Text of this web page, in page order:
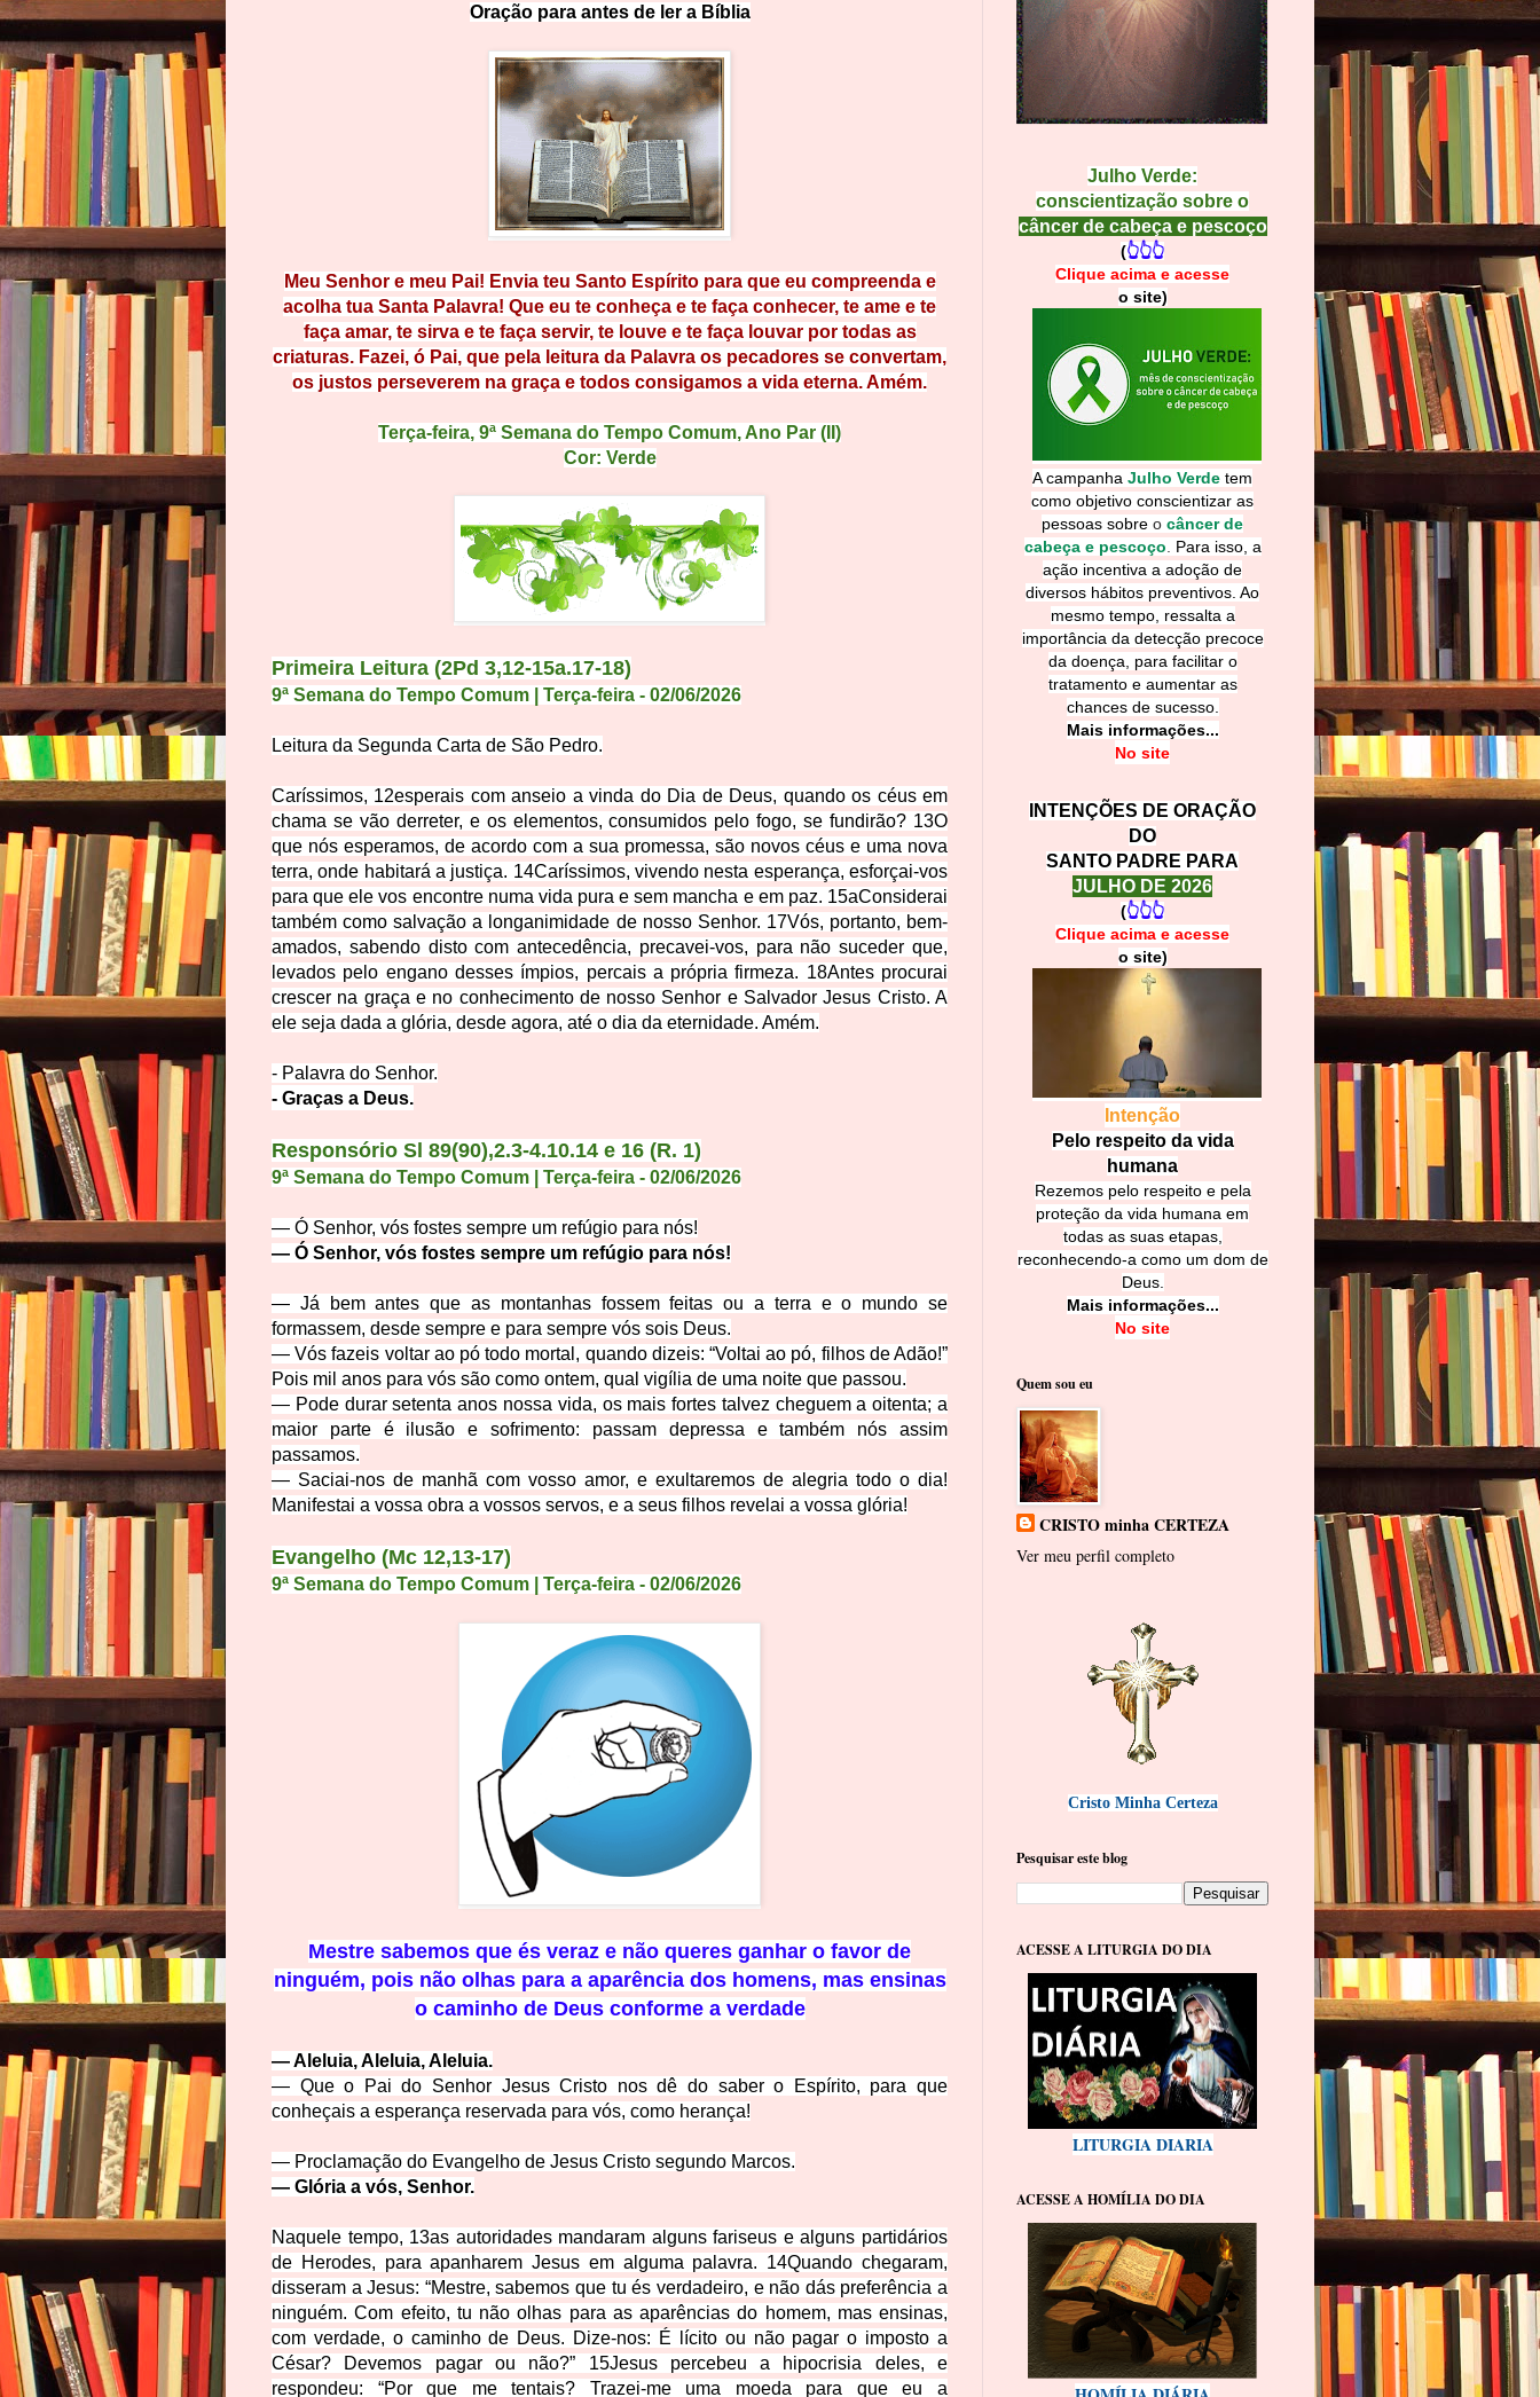
Oração para antes de er a Bíbl ia
Meu Senhor e meu Pai! Envia teu Santo Espírito para que eu compreenda e
acolha tua Santa Palavra! Que eu te conheça e te faça conhecer, te ame e te
faça amar, te sirva e te faça servir, te louve e te faça louvar por todas as
criaturas. Fazei, ó Pai, que pela leitura da Palavra os pecadores se convertam,
os justos perseverem na graça e todos consigamos a vida eterna. Amém.
Terça-feira, 9ª Semana do Tempo Comum, Ano Par (II)
Cor: Verde
Primeira Leitura (2Pd 3,12-15a.17-18)
9ª Semana do Tempo Comum | Terça-feira - 02/06/2026
Leitura da Segunda Carta de São Pedro.
Caríssimos, 12esperais com anseio a vinda do Dia de Deus, quando os céus em
chama se vão derreter, e os elementos, consumidos pelo fogo, se fundirão? 13O
que nós esperamos, de acordo com a sua promessa, são novos céus e uma nova
terra, onde habitará a justiça. 14Caríssimos, vivendo nesta esperança, esforçai-vos
para que ele vos encontre numa vida pura e sem mancha e em paz. 15aConsiderai
também como salvação a longanimidade de nosso Senhor. 17Vós, portanto, bem-
amados, sabendo disto com antecedência, precavei-vos, para não suceder que,
levados pelo engano desses ímpios, percais a própria firmeza. 18Antes procurai
crescer na graça e no conhecimento de nosso Senhor e Salvador Jesus Cristo. A
ele seja dada a glória, desde agora, até o dia da eternidade. Amém.
- Palavra do Senhor.
- Graças a Deus.
Responsório Sl 89(90),2.3-4.10.14 e 16 (R. 1)
9ª Semana do Tempo Comum | Terça-feira - 02/06/2026
— Ó Senhor, vós fostes sempre um refúgio para nós!
— Ó Senhor, vós fostes sempre um refúgio para nós!
— Já bem antes que as montanhas fossem feitas ou a terra e o mundo se
formassem, desde sempre e para sempre vós sois Deus.
— Vós fazeis voltar ao pó todo mortal, quando dizeis: “Voltai ao pó, filhos de Adão!”
Pois mil anos para vós são como ontem, qual vigília de uma noite que passou.
— Pode durar setenta anos nossa vida, os mais fortes talvez cheguem a oitenta; a
maior parte é ilusão e sofrimento: passam depressa e também nós assim
passamos.
— Saciai-nos de manhã com vosso amor, e exultaremos de alegria todo o dia!
Manifestai a vossa obra a vossos servos, e a seus filhos revelai a vossa glória!
Evangelho (Mc 12,13-17)
9ª Semana do Tempo Comum | Terça-feira - 02/06/2026
Mestre sabemos que és veraz e não queres ganhar o favor de
ninguém, pois não olhas para a aparência dos homens, mas ensinas
o caminho de Deus conforme a verdade
—Aleluia, Aleluia, Aleluia.
— Que o Pai do Senhor Jesus Cristo nos dê do saber o Espírito, para que
conheçais a esperança reservada para vós, como herança!
— Proclamação do Evangelho de Jesus Cristo segundo Marcos.
— Glória a vós, Senhor.
Naquele tempo, 13as autoridades mandaram alguns fariseus e alguns partidários
de Herodes, para apanharem Jesus em alguma palavra. 14Quando chegaram,
disseram a Jesus: “Mestre, sabemos que tu és verdadeiro, e não dás preferência a
ninguém. Com efeito, tu não olhas para as aparências do homem, mas ensinas,
com verdade, o caminho de Deus. Dize-nos: É lícito ou não pagar o imposto a
César? Devemos pagar ou não?” 15Jesus percebeu a hipocrisia deles, e
respondeu: “Por que me tentais? Trazei-me uma moeda para que eu a
Julho Verde:
conscientização sobre o
câncer de cabeça e pescoço
(👆👆👆
Clique acima e acesse
o site)
A campanha Julho Verde tem
como objetivo conscientizar as
pessoas sobre o câncer de
cabeça e pescoço
Para isso, a
ação incentiva a adoção de
diversos hábitos preventivos. Ao
mesmo tempo, ressalta a
importância da detecção precoce
da doença, para facilitar o
tratamento e aumentar as
chances de sucesso.
Mais informações...
No site
INTENÇÕES DE ORAÇÃO
DO
SANTO PADRE PARA
JULHO DE 2026
(👆👆👆
Clique acima e acesse
o site)
Intenção
Pelo respeito da vida
humana
Rezemos pelo respeito e pela
proteção da vida humana em
todas as suas etapas,
reconhecendo-a como um dom de
Deus.
Mais informações...
No site
Quem sou eu
CRISTO minha CERTEZA
Ver meu perfil completo
Cristo Minha Certeza
Pesquisar este blog
ACESSE A LITURGIA DO DIA
LITURGIA DIARIA
ACESSE A HOMÍLIA DO DIA